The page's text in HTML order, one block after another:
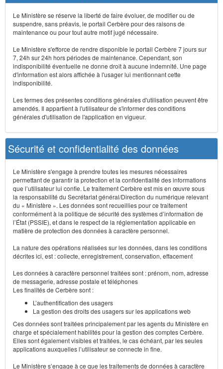
Le Ministère se réserve la liberté de faire évoluer, de modifier ou de
suspendre, sans préavis, le portail Cerbère pour des raisons de
maintenance ou pour tout autre motif jugé nécessaire.
Le Ministère s'efforce de rendre disponible le portail Cerbère 7 jours sur
7, 24h sur 24h hors périodes de maintenance. Cependant, son
indisponibilité éventuelle ne donne droit à aucune indemnité. Une page
d'information est alors affichée à l'usager lui mentionnant cette
indisponibilité.
Les termes des présentes conditions générales d'utilisation peuvent être
amendés. Il appartient à l'utilisateur de s'informer des conditions
générales d'utilisation de l'application en vigueur.
Sécurité et confidentialité des données
Le Ministère s'engage à prendre toutes les mesures nécessaires
permettant de garantir la protection et la confidentialité des informations
que l’utilisateur lui confie. Le traitement Cerbère est mis en œuvre sous
la responsabilité du Secrétariat général/Direction du numérique relevant
du « Ministère ». Les données sont recueillies pour ce traitement
conformément à la politique de sécurité des systèmes d’information de
l’État (PSSIE), et dans le respect de la réglementation applicable en
matière de protection des données à caractère personnel.
La nature des opérations réalisées sur les données, dans les conditions
décrites ici, est : collecte, enregistrement, conservation, effacement
Les données à caractère personnel traitées sont : prénom, nom, adresse
de messagerie, adresse postale et téléphones
Les finalités de Cerbère sont :
L’authentification des usagers
La gestion des droits des usagers sur les applications web
Ces données sont traitées principalement par les agents du Ministère en
charge et spécialement habilités pour la gestion des comptes Cerbère.
Elles sont également visibles et traitées, le cas échéant, par les seules
applications auxquelles l’utilisateur se connecte in fine.
Le Ministère s’engage à ce que les traitements de données à caractère